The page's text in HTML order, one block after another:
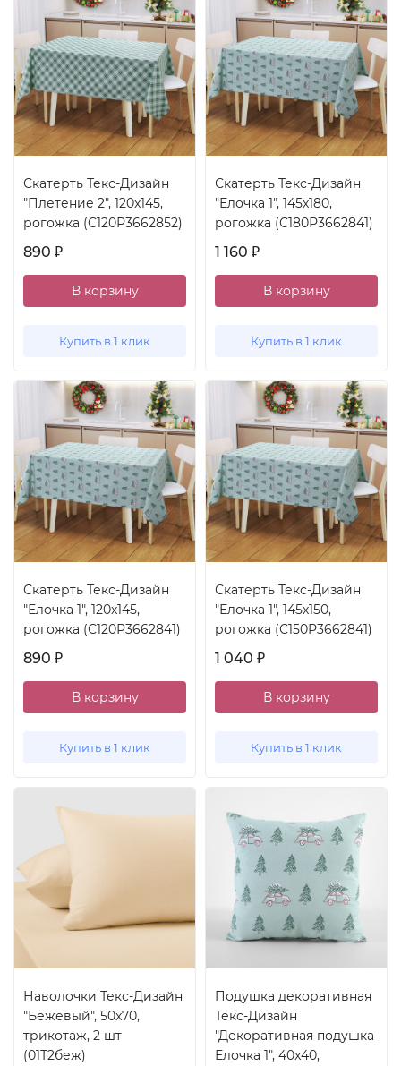
Скатерть Текс-Дизайн
"Плетение 2", 120x145,
рогожка (С120Р3662852)
890 ₽
В корзину
Купить в 1 клик
Скатерть Текс-Дизайн
"Елочка 1", 145x180,
рогожка (С180Р3662841)
1 160 ₽
В корзину
Купить в 1 клик
Скатерть Текс-Дизайн
"Елочка 1", 120x145,
рогожка (С120Р3662841)
890 ₽
В корзину
Купить в 1 клик
Скатерть Текс-Дизайн
"Елочка 1", 145x150,
рогожка (С150Р3662841)
1 040 ₽
В корзину
Купить в 1 клик
Наволочки Текс-Дизайн
"Бежевый", 50x70,
трикотаж, 2 шт
(01Т2беж)
Подушка декоративная
Текс-Дизайн
"Декоративная подушка
Елочка 1", 40x40,